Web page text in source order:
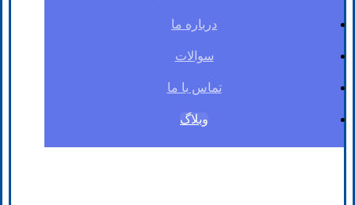
درباره ما
سوالات
تماس با ما
وبلاگ